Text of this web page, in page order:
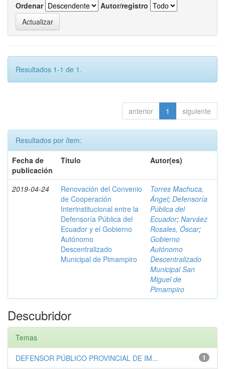
Ordenar
Autor/registro
Resultados 1-1 de 1.
anterior 1 siguiente
Resultados por ítem:
Fecha de
publicación
Título Autor(es)
2019-04-24
Renovación del Convenio
de Cooperación
Interinstitucional entre la
Defensoría Pública del
Ecuador y el Gobierno
Autónomo
Descentralizado
Municipal de Pimampiro
Torres Machuca,
Ángel; Defensoría
Pública del
Ecuador; Narváez
Rosales, Óscar;
Gobierno
Autónomo
Descentralizado
Municipal San
Miguel de
Pimampiro
Descubridor
Temas
1
DEFENSOR PÚBLICO PROVINCIAL DE IM...